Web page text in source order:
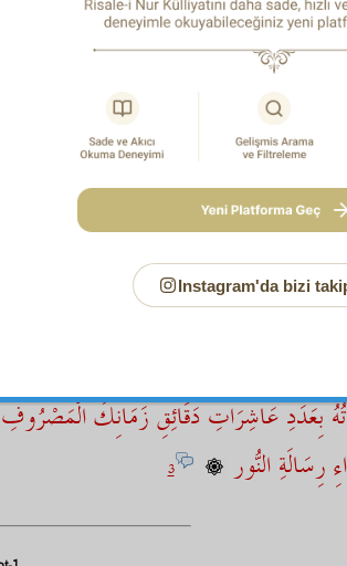
HüseyinEfendi gibi nurlu
beni de, sizi detarik-i Haktan
Edhem
Hulûsi Beyehitaptır.
بِعَدَدِ عَاشِرَاتِ دَقَائِقِ زَمَانِكَ الْمَصْرُوفِ
رِسَالَةِ النُّور
3
Instagram'da bizi